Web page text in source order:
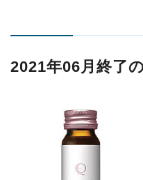
2021年06月終了